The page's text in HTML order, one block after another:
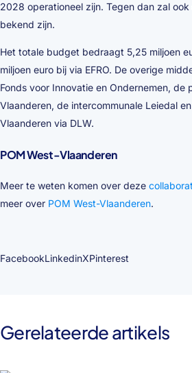
2028 operationeel zijn. Tegen dan zal
bekend zijn.
Het totale budget bedraagt 5,25 miljoen
miljoen euro bij via EFRO. De overige
Fonds voor Innovatie en Ondernemen, de
Vlaanderen, de intercommunale Leiedal
Vlaanderen via DLW.
POM West-Vlaanderen
Meer te weten komen over deze
meer over POM West-Vlaanderen.
FacebookLinkedinXPinterest
Gerelateerde artikels